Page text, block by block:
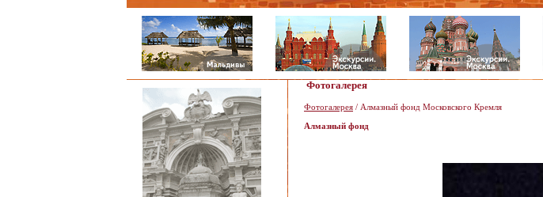
Фотогалерея
Фотогалерея / Алмазный фонд Московского Кремля
Алмазный фонд